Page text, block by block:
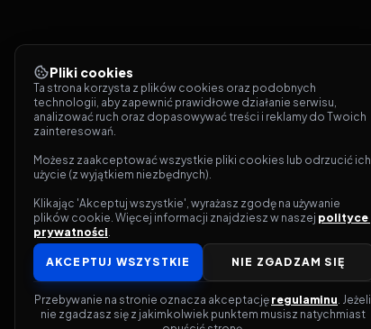
Pliki cookies
Ta strona korzysta z plików cookies oraz podobnych
technologii, aby zapewnić prawidłowe działanie serwisu,
analizować ruch oraz dopasowywać treści i reklamy do Twoich
zainteresowań.
Możesz zaakceptować wszystkie pliki cookies lub odrzucić ich
użycie (z wyjątkiem niezbędnych).
Klikając 'Akceptuj wszystkie', wyrażasz zgodę na używanie
plików cookie. Więcej informacji znajdziesz w naszej polityce
prywatności.
AKCEPTUJ WSZYSTKIE NIE ZGADZAM SIĘ
Przebywanie na stronie oznacza akceptację regulaminu. Jeżeli
nie zgadzasz się z jakimkolwiek punktem musisz natychmiast